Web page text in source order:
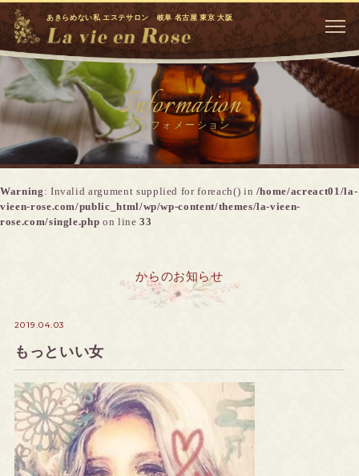
あきらめない私 エステサロン 岐阜 名古屋 東京 大阪
Information
インフォメーション
Warning : Invalid argument supplied for foreach() in /home/acreact01/la-
vieen-rose.com/public_html/wp/wp-content/themes/la-vieen-
rose.com/single.php on line33
からのお知らせ
2019.04.03
もっといい女